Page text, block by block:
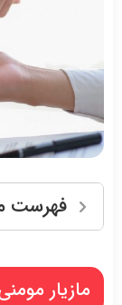
فهرست
مازیار